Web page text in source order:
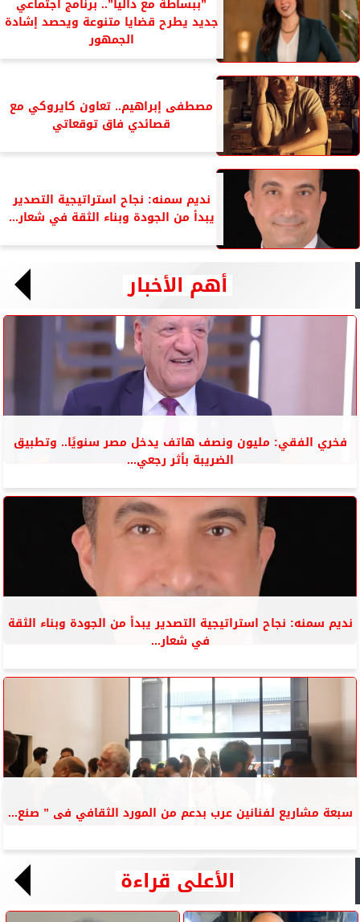
”ببساطة مع داليا”.. برنامج اجتماعي
جديد يطرح قضايا متنوعة ويحصد إشادة
الجمهور
مصطفى إبراهيم.. تعاون كايروكي مع
قصائدي فاق توقعاتي
نديم سمنه: نجاح استراتيجية التصدير
يبدأ من الجودة وبناء الثقة في شعار...
أهم الأخبار
فخري الفقي: مليون ونصف هاتف يدخل مصر سنويًا.. وتطبيق
الضريبة بأثر رجعي...
نديم سمنه: نجاح استراتيجية التصدير يبدأ من الجودة وبناء الثقة
في شعار...
سبعة مشاريع لفنانين عرب بدعم من المورد الثقافي فى ” صنع...
الأعلى قراءة